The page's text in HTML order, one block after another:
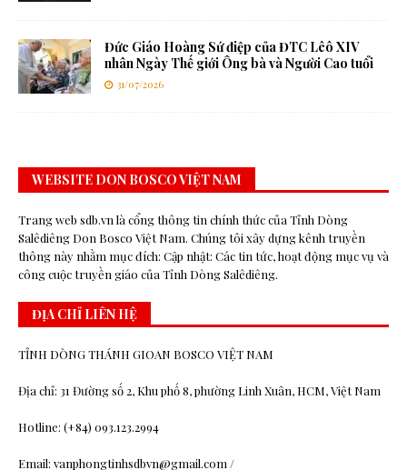
Đức Giáo Hoàng Sứ điệp của ĐTC Lêô XIV
nhân Ngày Thế giới Ông bà và Người Cao tuổi
31/07/2026
WEBSITE DON BOSCO VIỆT NAM
Trang web sdb.vn là cổng thông tin chính thức của Tỉnh Dòng
Salêdiêng Don Bosco Việt Nam. Chúng tôi xây dựng kênh truyền
thông này nhằm mục đích: Cập nhật: Các tin tức, hoạt động mục vụ và
công cuộc truyền giáo của Tỉnh Dòng Salêdiêng.
ĐỊA CHỈ LIÊN HỆ
TỈNH DÒNG THÁNH GIOAN BOSCO VIỆT NAM
Địa chỉ: 31 Đường số 2, Khu phố 8, phường Linh Xuân, HCM, Việt Nam
Hotline: (+84) 093.123.2994
Email: vanphongtinhsdbvn@gmail.com /